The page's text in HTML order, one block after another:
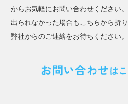
からお気軽にお問い合わせください。
出られなかった場合もこちらから折
弊社からのご連絡をお待ちください。